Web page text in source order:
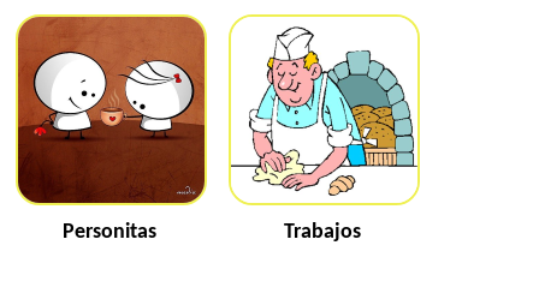
Personitas Trabajos